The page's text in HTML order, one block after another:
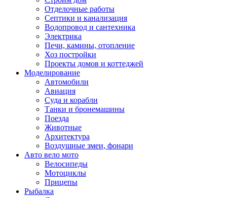
Отделочные работы
Септики и канализация
Водопровод и сантехника
Электрика
Печи, камины, отопление
Хоз постройки
Проекты домов и коттеджей
Моделирование
Автомобили
Авиация
Суда и корабли
Танки и бронемашины
Поезда
Животные
Архитектура
Воздушные змеи, фонари
Авто вело мото
Велосипеды
Мотоциклы
Прицепы
Рыбалка